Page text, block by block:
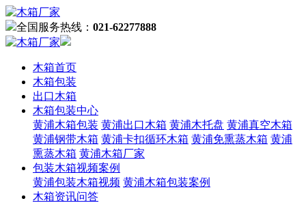
全国服务热线： 021-62277888
木箱首页
木箱包装
出口木箱
木箱包装中心
黄浦木箱包装 黄浦出口木箱 黄浦木托盘 黄浦真空木箱
黄浦钢带木箱 黄浦卡扣循环木箱 黄浦免熏蒸木箱 黄浦
熏蒸木箱 黄浦木箱厂家
包装木箱视频案例
黄浦包装木箱视频 黄浦木箱包装案例
木箱资讯问答